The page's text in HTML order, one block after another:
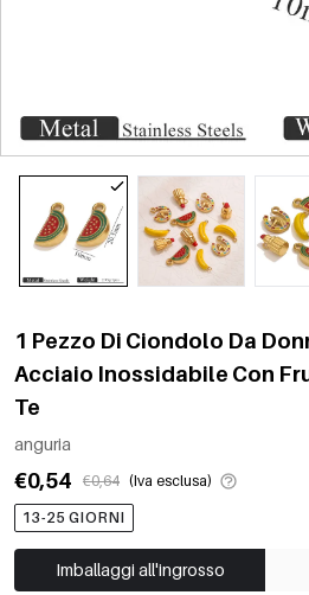
1 Pezzo Di Ciondolo Da
Acciaio Inossidabile Con
Te
anguria
€0,54 €0,64 (Iva esclusa)
13-25 GIORNI
Imballaggi all'ingrosso